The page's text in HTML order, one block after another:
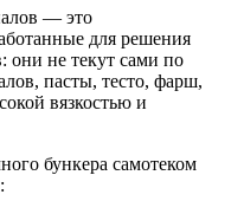
— это
для решения
они не текут сами по
пасты, тесто, фарш,
вязкостью и
бункера самотеком